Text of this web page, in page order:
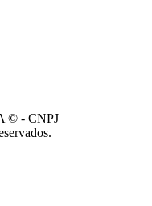
© - CNPJ